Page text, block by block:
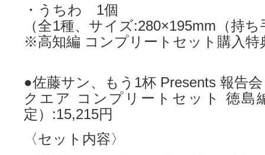
・うちわ 1個
（全1種、サイズ:280×195mm（持
※高知編 コンプリートセット購入特
●佐藤サン、もう1杯 Presents 報告
クエア コンプリートセット 徳
定）:15,215円
〈セット内容〉